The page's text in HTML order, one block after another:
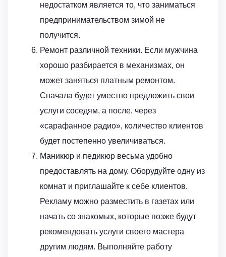
недостатком является то, что заниматься
предпринимательством зимой не
получится.
Ремонт различной техники. Если мужчина
хорошо разбирается в механизмах, он
может заняться платным ремонтом.
Сначала будет уместно предложить свои
услуги соседям, а после, через
«сарафанное радио», количество клиентов
будет постепенно увеличиваться.
Маникюр и педикюр весьма удобно
предоставлять на дому. Оборудуйте одну из
комнат и приглашайте к себе клиентов.
Рекламу можно разместить в газетах или
начать со знакомых, которые позже будут
рекомендовать услуги своего мастера
другим людям. Выполняйте работу